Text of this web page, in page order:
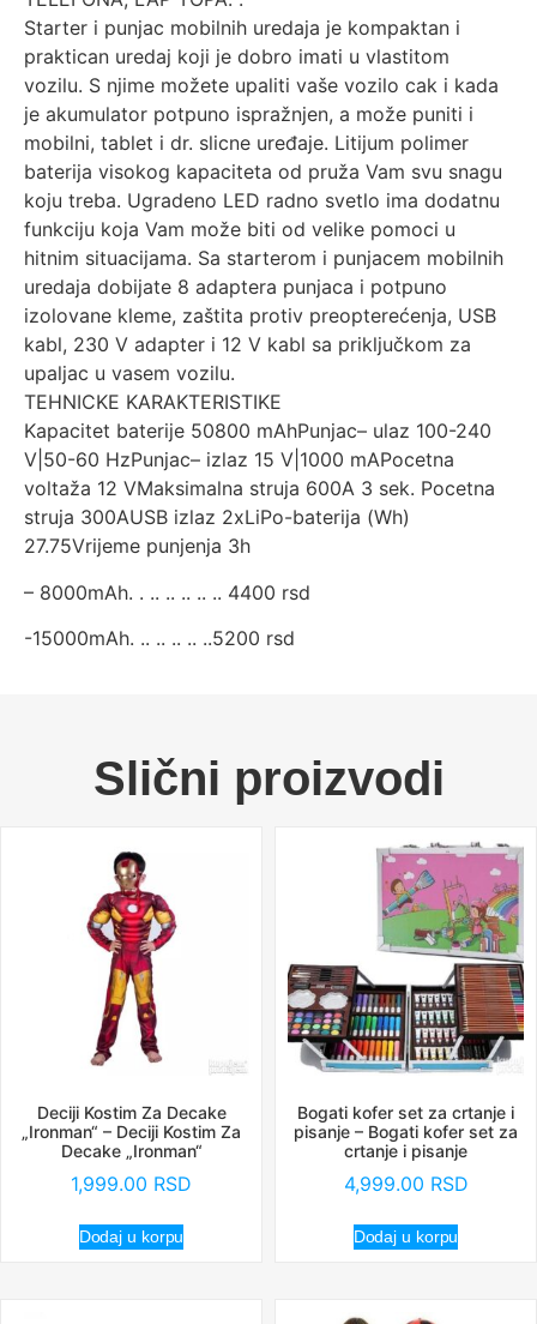
Starter i punjac mobilnih uredaja je kompaktan i
praktican uredaj koji je dobro imati u vlastitom
vozilu. S njime možete upaliti vaše vozilo cak i kada
je akumulator potpuno ispražnjen, a može puniti i
mobilni, tablet i dr. slicne uređaje. Litijum polimer
baterija visokog kapaciteta od pruža Vam svu snagu
koju treba. Ugradeno LED radno svetlo ima dodatnu
funkciju koja Vam može biti od velike pomoci u
hitnim situacijama. Sa starterom i punjacem mobilnih
uredaja dobijate 8 adaptera punjaca i potpuno
izolovane kleme, zaštita protiv preopterećenja, USB
kabl, 230 V adapter i 12 V kabl sa priključkom za
upaljac u vasem vozilu.
TEHNICKE KARAKTERISTIKE
Kapacitet baterije 50800 mAhPunjac– ulaz 100-240
V|50-60 HzPunjac– izlaz 15 V|1000 mAPocetna
voltaža 12 VMaksimalna struja 600A 3 sek. Pocetna
struja 300AUSB izlaz 2xLiPo-baterija (Wh)
27.75Vrijeme punjenja 3h
– 8000mAh. . .. .. .. .. .. 4400 rsd
-15000mAh. .. .. .. .. ..5200 rsd
Slični proizvodi
Deciji Kostim Za Decake
„Ironman“ – Deciji Kostim Za
Decake „Ironman“
1,999.00 RSD
Dodaj u korpu
Bogati kofer set za crtanje i
pisanje – Bogati kofer set za
crtanje i pisanje
4,999.00 RSD
Dodaj u korpu